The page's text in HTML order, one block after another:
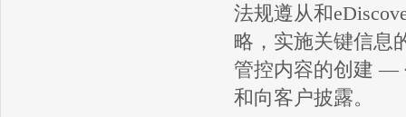
法规遵从和
略，实施关键信息
管控内容的创建 —
和向客户披露。